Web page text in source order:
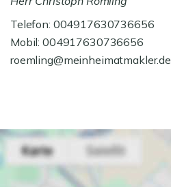
Telefon: 004917630736656
Mobil: 004917630736656
roemling@meinheimatmakler.de